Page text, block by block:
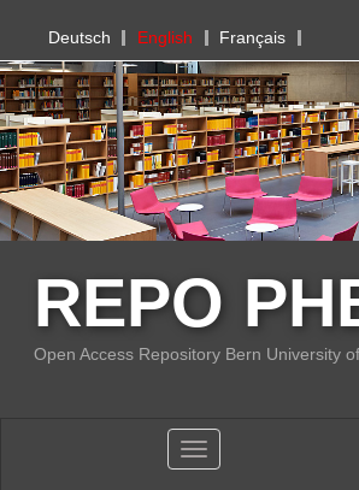
PHBern
Deutsch English Français
REPO
Open Access Repository Bern University
Toggle navigation